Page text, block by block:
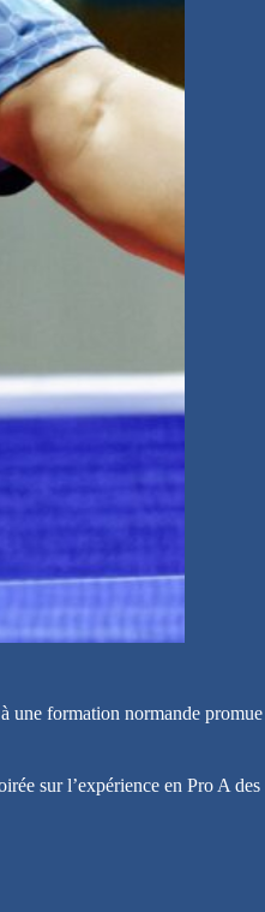
une formation normande promue
sur l’expérience en Pro A des